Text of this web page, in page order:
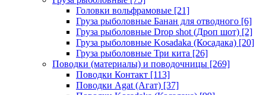
Головки вольфрамовые [21]
Груза рыболовные Банан для отводного [6]
Груза рыболовные Drop shot (Дроп шот) [2]
Груза рыболовные Kosadaka (Косадака) [20]
Груза рыболовные Три кита [26]
Поводки (материалы) и поводочницы [269]
Поводки Контакт [113]
Поводки Agat (Агат) [37]